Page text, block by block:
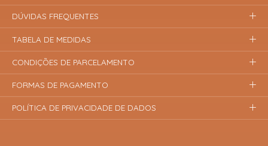
DÚVIDAS FREQUENTES
TABELA DE MEDIDAS
CONDIÇÕES DE PARCELAMENTO
FORMAS DE PAGAMENTO
POLÍTICA DE PRIVACIDADE DE DADOS